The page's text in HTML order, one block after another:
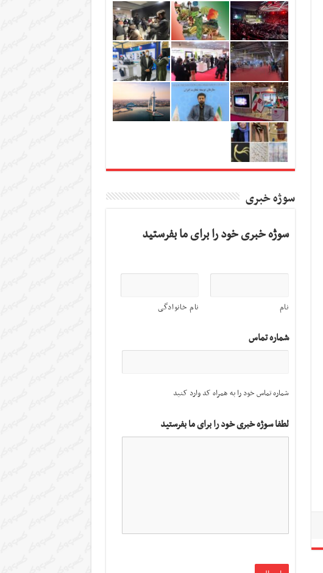
سوژه خبری
سوژه خبری خود را برای ما بفرستید
نام نام خانوادگی
شماره تماس
شماره تماس خود را به همراه کد وارد کنید
لطفا سوژه خبری خود را برای ما بفرستید